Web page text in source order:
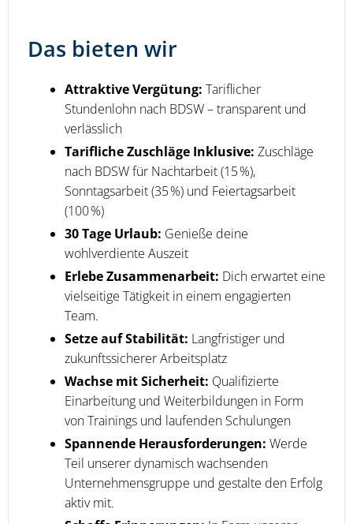
Das bieten wir
Attraktive Vergütung: Tariflicher
Stundenlohn nach BDSW – transparent und
verlässlich
Tarifliche Zuschläge Inklusive: Zuschläge
nach BDSW für Nachtarbeit (15 %),
Sonntagsarbeit (35 %) und Feiertagsarbeit
(100 %)
30 Tage Urlaub: Genieße deine
wohlverdiente Auszeit
Erlebe Zusammenarbeit: Dich erwartet eine
vielseitige Tätigkeit in einem engagierten
Team.
Setze auf Stabilität: Langfristiger und
zukunftssicherer Arbeitsplatz
Wachse mit Sicherheit: Qualifizierte
Einarbeitung und Weiterbildungen in Form
von Trainings und laufenden Schulungen
Spannende Herausforderungen: Werde
Teil unserer dynamisch wachsenden
Unternehmensgruppe und gestalte den Erfolg
aktiv mit.